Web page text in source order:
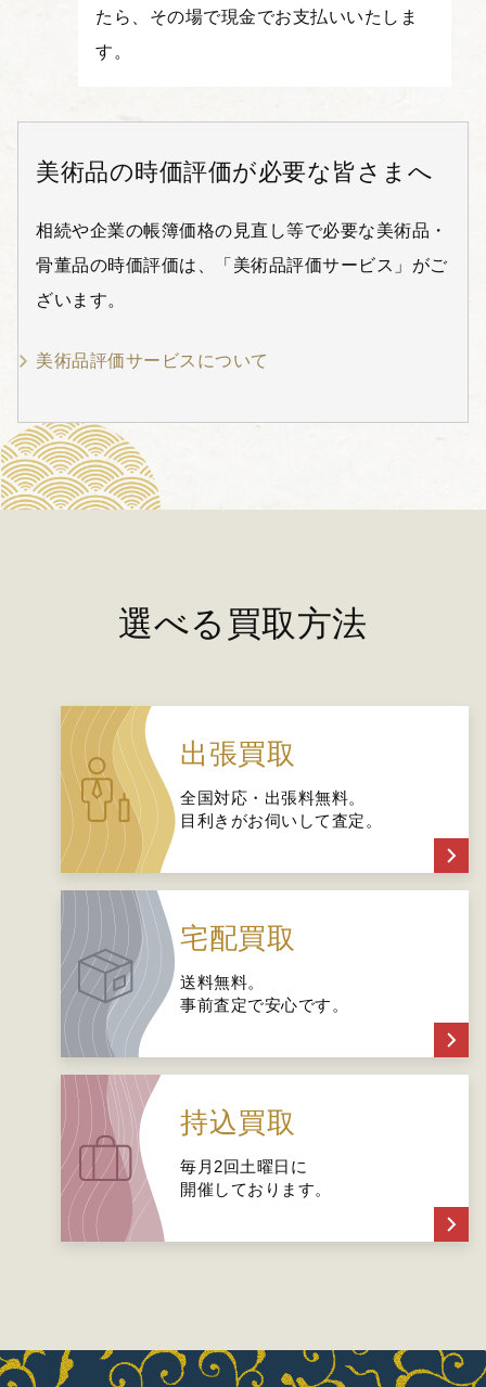
たら、その場で現金でお支払いいたしま
す。
美術品の時価評価が必要な皆さまへ
相続や企業の帳簿価格の見直し等で必要な美術品・
骨董品の時価評価は、「美術品評価サービス」がご
ざいます。
美術品評価サービスについて
選べる買取方法
出張買取
全国対応・出張料無料。
目利きがお伺いして査定。
宅配買取
送料無料。
事前査定で安心です。
持込買取
毎月2回土曜日に
開催しております。